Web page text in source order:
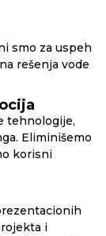
smo za uspeh
rešenja vode
tehnologije,
Eliminišemo
korisni
i